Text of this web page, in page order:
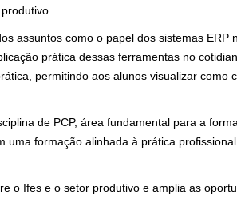
assuntos como o papel dos sistemas ERP
prática dessas ferramentas no
permitindo aos alunos visualizar como
de PCP, área fundamental para a
uma formação alinhada à prática
o Ifes e o setor produtivo e amplia as